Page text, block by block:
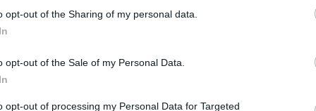
opt-out of the Sharing of my personal data.
opt-out of the Sale of my Personal Data.
opt-out of processing my Personal Data for Targeted
σε νύχτα, εκεί όπου μαζί με τους
φέρνουν το ρυθμό και τη χαρά που
soundtrack της από την «